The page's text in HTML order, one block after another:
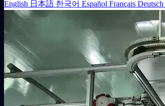
English 日本語 한국어 Español Français Deutsch